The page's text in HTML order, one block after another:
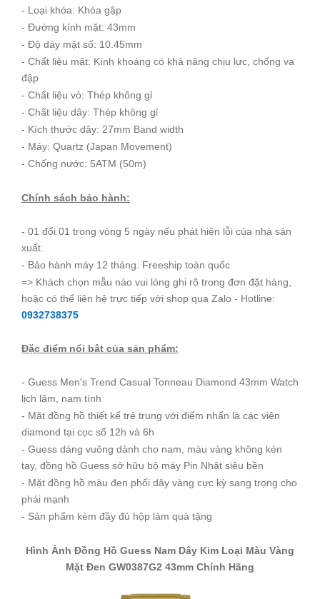
- Loại khóa: Khóa gập
- Đường kính mặt: 43mm
- Độ dày mặt số: 10.45mm
- Chất liệu mặt: Kính khoáng có khả năng chịu lực, chống va
đập
- Chất liệu vỏ: Thép không gỉ
- Chất liệu dây: Thép không gỉ
- Kích thước dây: 27mm Band width
- Máy: Quartz (Japan Movement)
- Chống nước: 5ATM (50m)
Chính sách bảo hành:
- 01 đổi 01 trong vòng 5 ngày nếu phát hiện lỗi của nhà sản
xuất.
- Bảo hành máy 12 tháng. Freeship toàn quốc
=> Khách chọn mẫu nào vui lòng ghi rõ trong đơn đặt hàng,
hoặc có thể liên hệ trực tiếp với shop qua Zalo - Hotline:
0932738375
Đặc điểm nổi bật của sản phẩm:
- Guess Men's Trend Casual Tonneau Diamond 43mm Watch
lịch lãm, nam tính
- Mặt đồng hồ thiết kế trẻ trung với điểm nhấn là các viên
diamond tại cọc số 12h và 6h
- Guess dáng vuông dành cho nam, màu vàng không kén
tay, đồng hồ Guess sở hữu bộ máy Pin Nhật siêu bền
- Mặt đồng hồ màu đen phối dây vàng cực kỳ sang trọng cho
phái mạnh
- Sản phẩm kèm đầy đủ hộp làm quà tặng
Hình Ảnh Đồng Hồ Guess Nam Dây Kim Loại Màu Vàng
Mặt Đen GW0387G2 43mm Chính Hãng